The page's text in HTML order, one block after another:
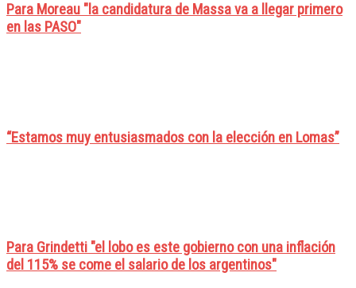
Para Moreau "la candidatura de Massa va a llegar primero
en las PASO"
“Estamos muy entusiasmados con la elección en Lomas”
Para Grindetti "el lobo es este gobierno con una inflación
del 115% se come el salario de los argentinos"